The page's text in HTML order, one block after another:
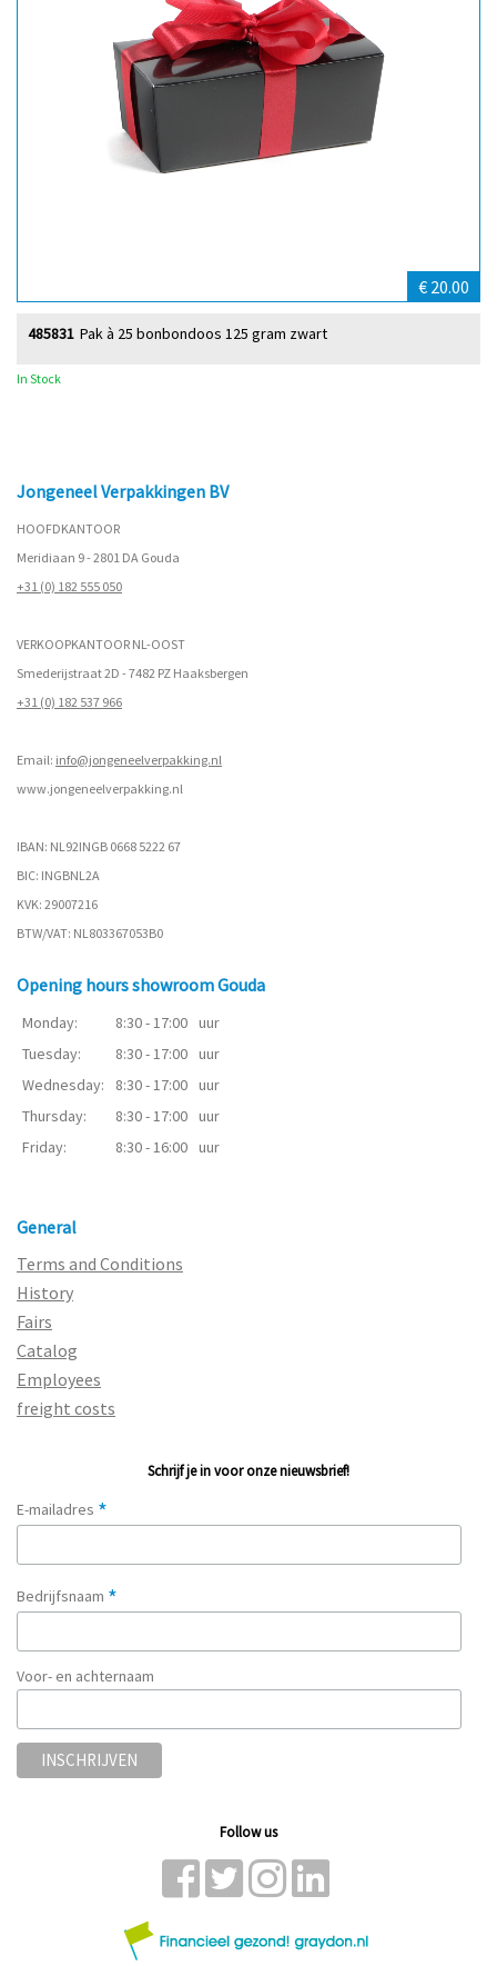
€ 20.00
Pak à 25 bonbondoos 125 gram zwart
485831
In Stock
Jongeneel Verpakkingen BV
HOOFDKANTOOR
Meridiaan 9 - 2801 DA Gouda
+31 (0) 182 555 050
VERKOOPKANTOOR NL-OOST
Smederijstraat 2D - 7482 PZ Haaksbergen
+31 (0) 182 537 966
Email: info@jongeneelverpakking.nl
www.jongeneelverpakking.nl
IBAN: NL92INGB 0668 5222 67
BIC: INGBNL2A
KVK: 29007216
BTW/VAT: NL803367053B0
Opening hours showroom Gouda
Monday: 8:30 - 17:00 uur
Tuesday:
8:30 - 17:00 uur
Wednesday:
8:30 - 17:00 uur
Thursday:
8:30 - 17:00 uur
Friday:
8:30 - 16:00 uur
General
Terms and Conditions
History
Fairs
Catalog
Employees
freight costs
Schrijf je in voor onze nieuwsbrief!
E-mailadres *
Bedrijfsnaam *
Voor- en achternaam
Follow us